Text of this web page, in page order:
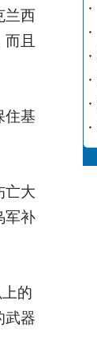
兰西
且
住基
亡大
军补
的
武器